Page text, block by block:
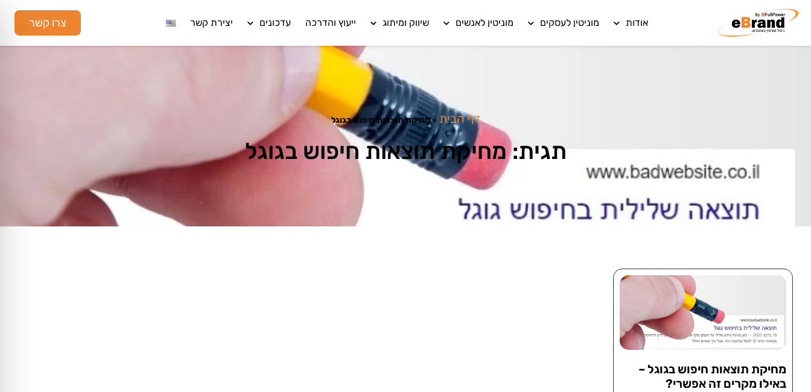
אודות מוניטין לעסקים מוניטין לאנשים שיווק ומיתוג ייעוץ והדרכה עדכונים יצירת קשר צרו קשר
דף הבית »מחיקת תוצאות חיפוש בגוגל
תגית: מחיקת תוצאות חיפוש בגוגל
מחיקת תוצאות חיפוש בגוגל –
באילו מקרים זה אפשרי?